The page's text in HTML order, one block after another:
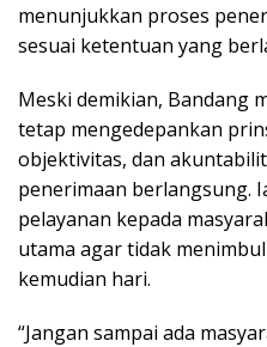
menunjukkan proses
sesuai ketentuan yang
Meski demikian, Bandang
tetap mengedepankan
objektivitas, dan
penerimaan berlangsung.
pelayanan kepada
utama agar tidak
kemudian hari.
“Jangan sampai ada